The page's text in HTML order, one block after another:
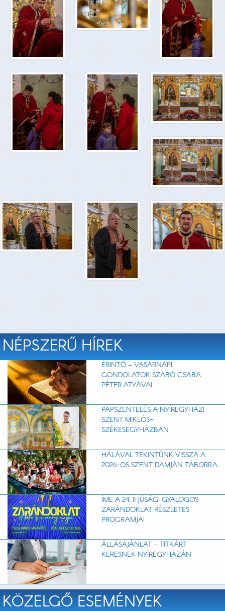
NÉPSZERŰ HÍREK
ÉRINTŐ – VASÁRNAPI
GONDOLATOK SZABÓ CSABA
PÉTER ATYÁVAL
PAPSZENTELÉS A NYÍREGYHÁZI
SZENT MIKLÓS-
SZÉKESEGYHÁZBAN
HÁLÁVAL TEKINTÜNK VISSZA A
2026-OS SZENT DAMJÁN TÁBORRA
ÍME A 24. IFJÚSÁGI GYALOGOS
ZARÁNDOKLAT RÉSZLETES
PROGRAMJA!
ÁLLÁSAJÁNLAT – TITKÁRT
KERESNEK NYÍREGYHÁZÁN
KÖZELGŐ ESEMÉNYEK